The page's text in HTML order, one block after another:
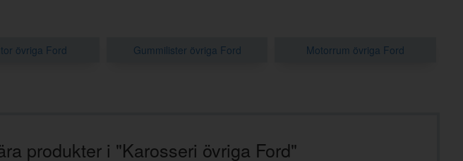
övriga Ford Gummilister övriga Ford Motorrum övriga Ford
produkter i "Karosseri övriga Ford"